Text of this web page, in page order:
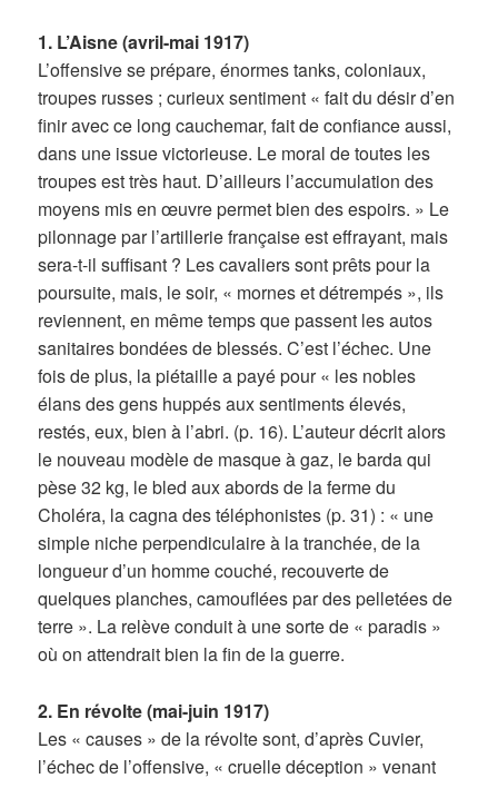
1. L’Aisne (avril-mai 1917)
L’offensive se prépare, énormes tanks, coloniaux,
troupes russes ; curieux sentiment « fait du désir d’en
finir avec ce long cauchemar, fait de confiance aussi,
dans une issue victorieuse. Le moral de toutes les
troupes est très haut. D’ailleurs l’accumulation des
moyens mis en œuvre permet bien des espoirs. » Le
pilonnage par l’artillerie française est effrayant, mais
sera-t-il suffisant ? Les cavaliers sont prêts pour la
poursuite, mais, le soir, « mornes et détrempés », ils
reviennent, en même temps que passent les autos
sanitaires bondées de blessés. C’est l’échec. Une
fois de plus, la piétaille a payé pour « les nobles
élans des gens huppés aux sentiments élevés,
restés, eux, bien à l’abri. (p. 16). L’auteur décrit alors
le nouveau modèle de masque à gaz, le barda qui
pèse 32 kg, le bled aux abords de la ferme du
Choléra, la cagna des téléphonistes (p. 31) : « une
simple niche perpendiculaire à la tranchée, de la
longueur d’un homme couché, recouverte de
quelques planches, camouflées par des pelletées de
terre ». La relève conduit à une sorte de « paradis »
où on attendrait bien la fin de la guerre.
2. En révolte (mai-juin 1917)
Les « causes » de la révolte sont, d’après Cuvier,
l’échec de l’offensive, « cruelle déception » venant